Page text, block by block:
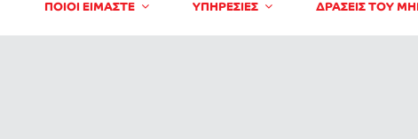
ΠΟΙΟΙ ΕΙΜΑΣΤΕ ΥΠΗΡΕΣΙΕΣ ΔΡΑΣΕΙΣ ΤΟΥ